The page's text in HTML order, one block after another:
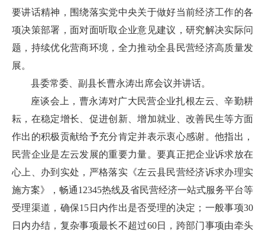
要讲话精神，围绕落实党中央关于做好当前经济工作的各
项决策部署，面对面听取企业意见建议，研究解决实际问
题，持续优化营商环境，全力推动全县民营经济高质量发
展。
县委常委、副县长曹永涛出席会议并讲话。
座谈会上，曹永涛对广大民营企业扎根左云、辛勤耕
耘，在稳定增长、促进创新、增加就业、改善民生等方面
作出的积极贡献给予充分肯定并表示衷心感谢。他指出，
民营企业是左云发展的重要力量。要真正把企业诉求放在
心上、办到实处，严格落实《左云县民营经济诉求办理实
施方案》，畅通12345热线及省民营经济一站式服务平台等
受理渠道，确保15日内作出是否受理的决定；一般事项30
日内办结，复杂事项最长不超过60日，跨部门事项由牵头